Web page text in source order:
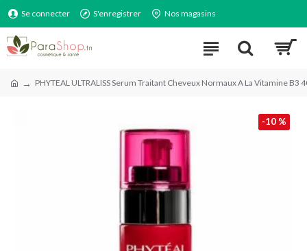
Se connecter S'enregistrer Nos magasins
PHYTEAL ULTRALISS Serum Traitant Cheveux Normaux A La Vitamine B3
-10 %